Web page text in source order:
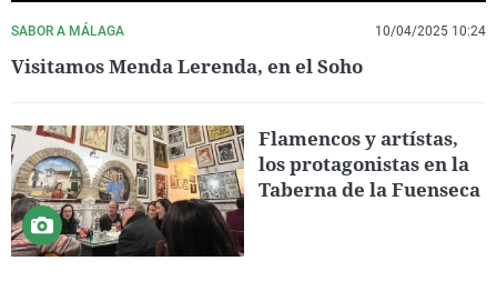
SABOR A MÁLAGA 10/04/2025 10:24
Visitamos Menda Lerenda, en el Soho
Flamencos y artístas,
los protagonistas en la
Taberna de la Fuenseca